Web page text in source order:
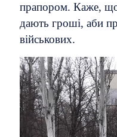
прапором. Каже, що
дають гроші, аби
військових.